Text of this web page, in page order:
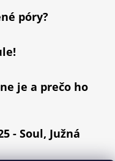
póry?
je a prečo ho
- Soul, Južná